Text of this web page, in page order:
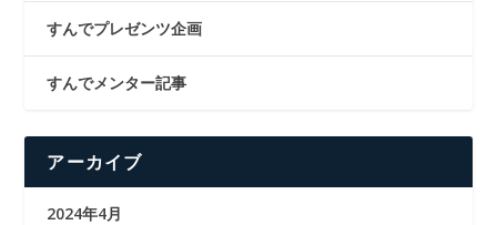
すんでプレゼンツ企画
すんでメンター記事
アーカイブ
2024年4月